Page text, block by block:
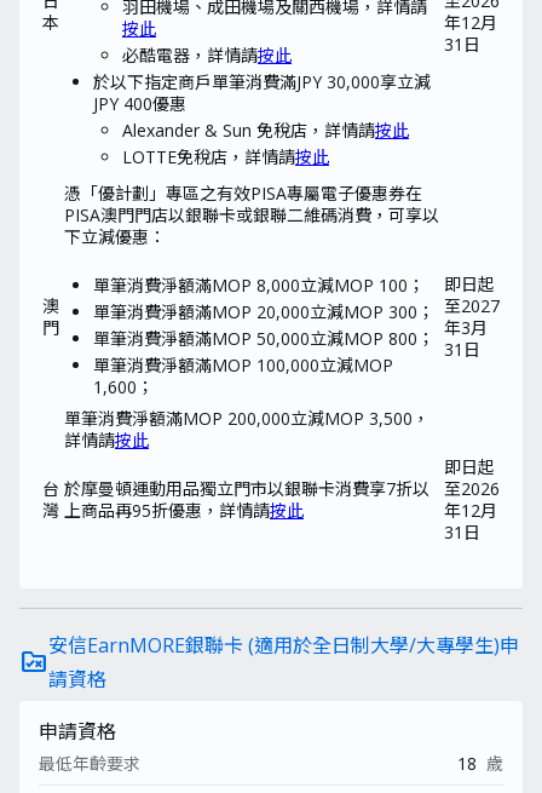
本
羽田機場、成田機場及關西機場，詳情請
按此
必酷電器，詳情請按此
於以下指定商戶單筆消費滿JPY 30,000享立減
JPY 400優惠
Alexander & Sun 免稅店，詳情請按此
LOTTE免稅店，詳情請按此
年12月
31日
澳
門
憑「優計劃」專區之有效PISA專屬電子優惠券在
PISA澳門門店以銀聯卡或銀聯二維碼消費，可享以
下立減優惠：
單筆消費淨額滿MOP 8,000立減MOP 100；
單筆消費淨額滿MOP 20,000立減MOP 300；
單筆消費淨額滿MOP 50,000立減MOP 800；
單筆消費淨額滿MOP 100,000立減MOP
1,600；
單筆消費淨額滿MOP 200,000立減MOP 3,500，
詳情請按此
即日起
至2027
年3月
31日
台
灣
於摩曼頓運動用品獨立門市以銀聯卡消費享7折以
上商品再95折優惠，詳情請按此
即日起
至2026
年12月
31日
rule_folder安信EarnMORE銀聯卡 (適用於全日制大學/大專學生)申
請資格
申請資格
最低年齡要求 18 歲